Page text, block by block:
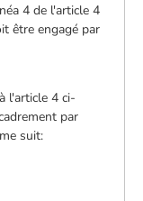
4 de l'article 4
être engagé par
l'article 4 ci-
par
suit: